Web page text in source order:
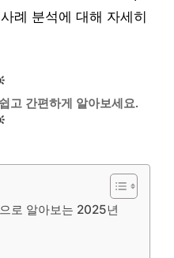
례 분석에 대해 자세히
고 간편하게 알아보세요.
로 알아보는 2025년